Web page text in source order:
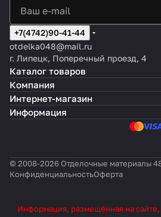
+7(4742)90-41-44
otdelka048@mail.ru
г. Липецк, Поперечный проезд, 4
Каталог товаров
Компания
Интернет-магазин
Информация
© 2008-2026 Отделочные материалы
КонфиденциальностьОферта
Информация, размещённая на сайте,